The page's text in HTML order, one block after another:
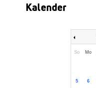
Kalender
So Mo
5 6